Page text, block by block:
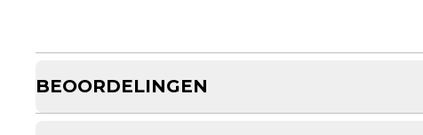
BEOORDELINGEN